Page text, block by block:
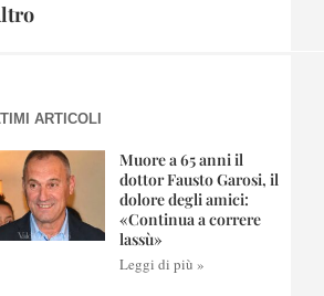
ARTICOLI
Muore a 65 anni il
dottor Fausto Garosi, il
dolore degli amici:
«Continua a correre
lassù»
Leggi di più »